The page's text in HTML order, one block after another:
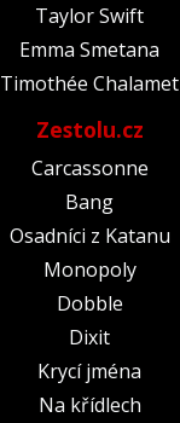
Taylor Swift
Emma Smetana
Timothée Chalamet
Zestolu.cz
Carcassonne
Bang
Osadníci z Katanu
Monopoly
Dobble
Dixit
Krycí jména
Na křídlech